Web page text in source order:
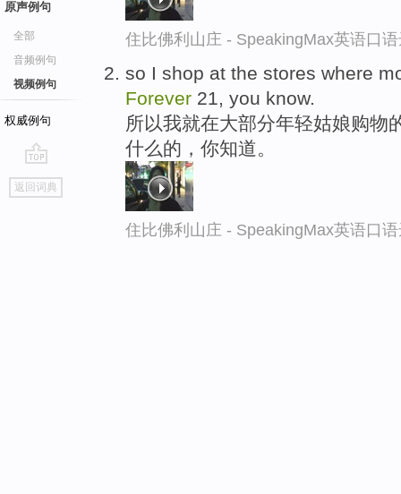
原声例句
全部
音频例句
视频例句
权威例句
go
top
返回词典
住比佛利山庄 - SpeakingMax英语口
so I shop at the stores where
Forever 21, you know.
所以我就在大部分年轻姑娘购物
什么的，你知道。
住比佛利山庄 - SpeakingMax英语口